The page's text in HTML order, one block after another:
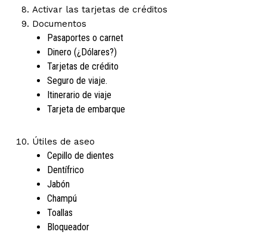
Activar las tarjetas de créditos
Documentos
Pasaportes o carnet
Dinero (¿Dólares?)
Tarjetas de crédito
Seguro de viaje.
Itinerario de viaje
Tarjeta de embarque
Útiles de aseo
Cepillo de dientes
Dentífrico
Jabón
Champú
Toallas
Bloqueador